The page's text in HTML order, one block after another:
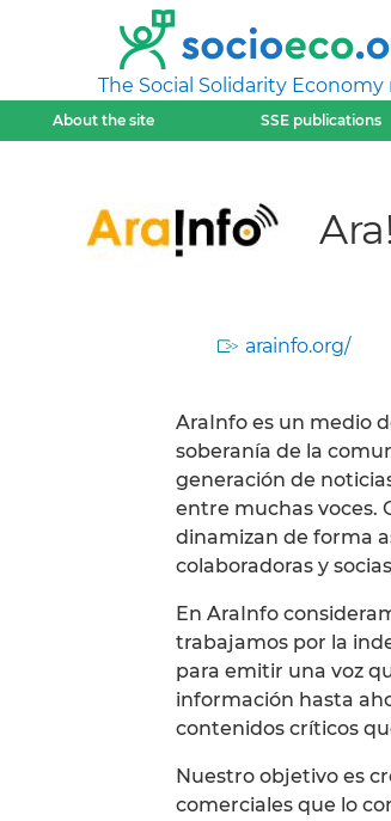
The Social Solidarity
About the site SSE publications
arainfo.org/
AraInfo es un medio
soberanía de la
generación de
entre muchas voces.
dinamizan de forma
colaboradoras y
En AraInfo
trabajamos por la
para emitir una voz
información hasta
contenidos críticos
Nuestro objetivo es
comerciales que lo